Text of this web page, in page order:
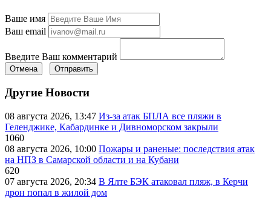
Ваше имя
Ваш email
Введите Ваш комментарий
Отмена Отправить
Другие Новости
08 августа 2026, 13:47 Из-за атак БПЛА все пляжи в
Геленджике, Кабардинке и Дивноморском закрыли
1060
08 августа 2026, 10:00 Пожары и раненые: последствия атак
на НПЗ в Самарской области и на Кубани
620
07 августа 2026, 20:34 В Ялте БЭК атаковал пляж, в Керчи
дрон попал в жилой дом